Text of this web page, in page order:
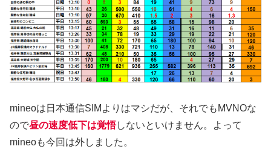
mineoは日本通信SIMよりはマシだが、それでもMVNOな
ので昼の速度低下は覚悟しないといけません。よって
mineoも今回は外しました。